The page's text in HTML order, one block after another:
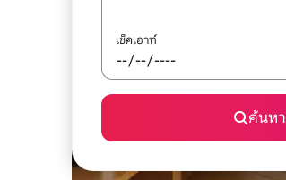
เช็คเอาท์
ค้นหา